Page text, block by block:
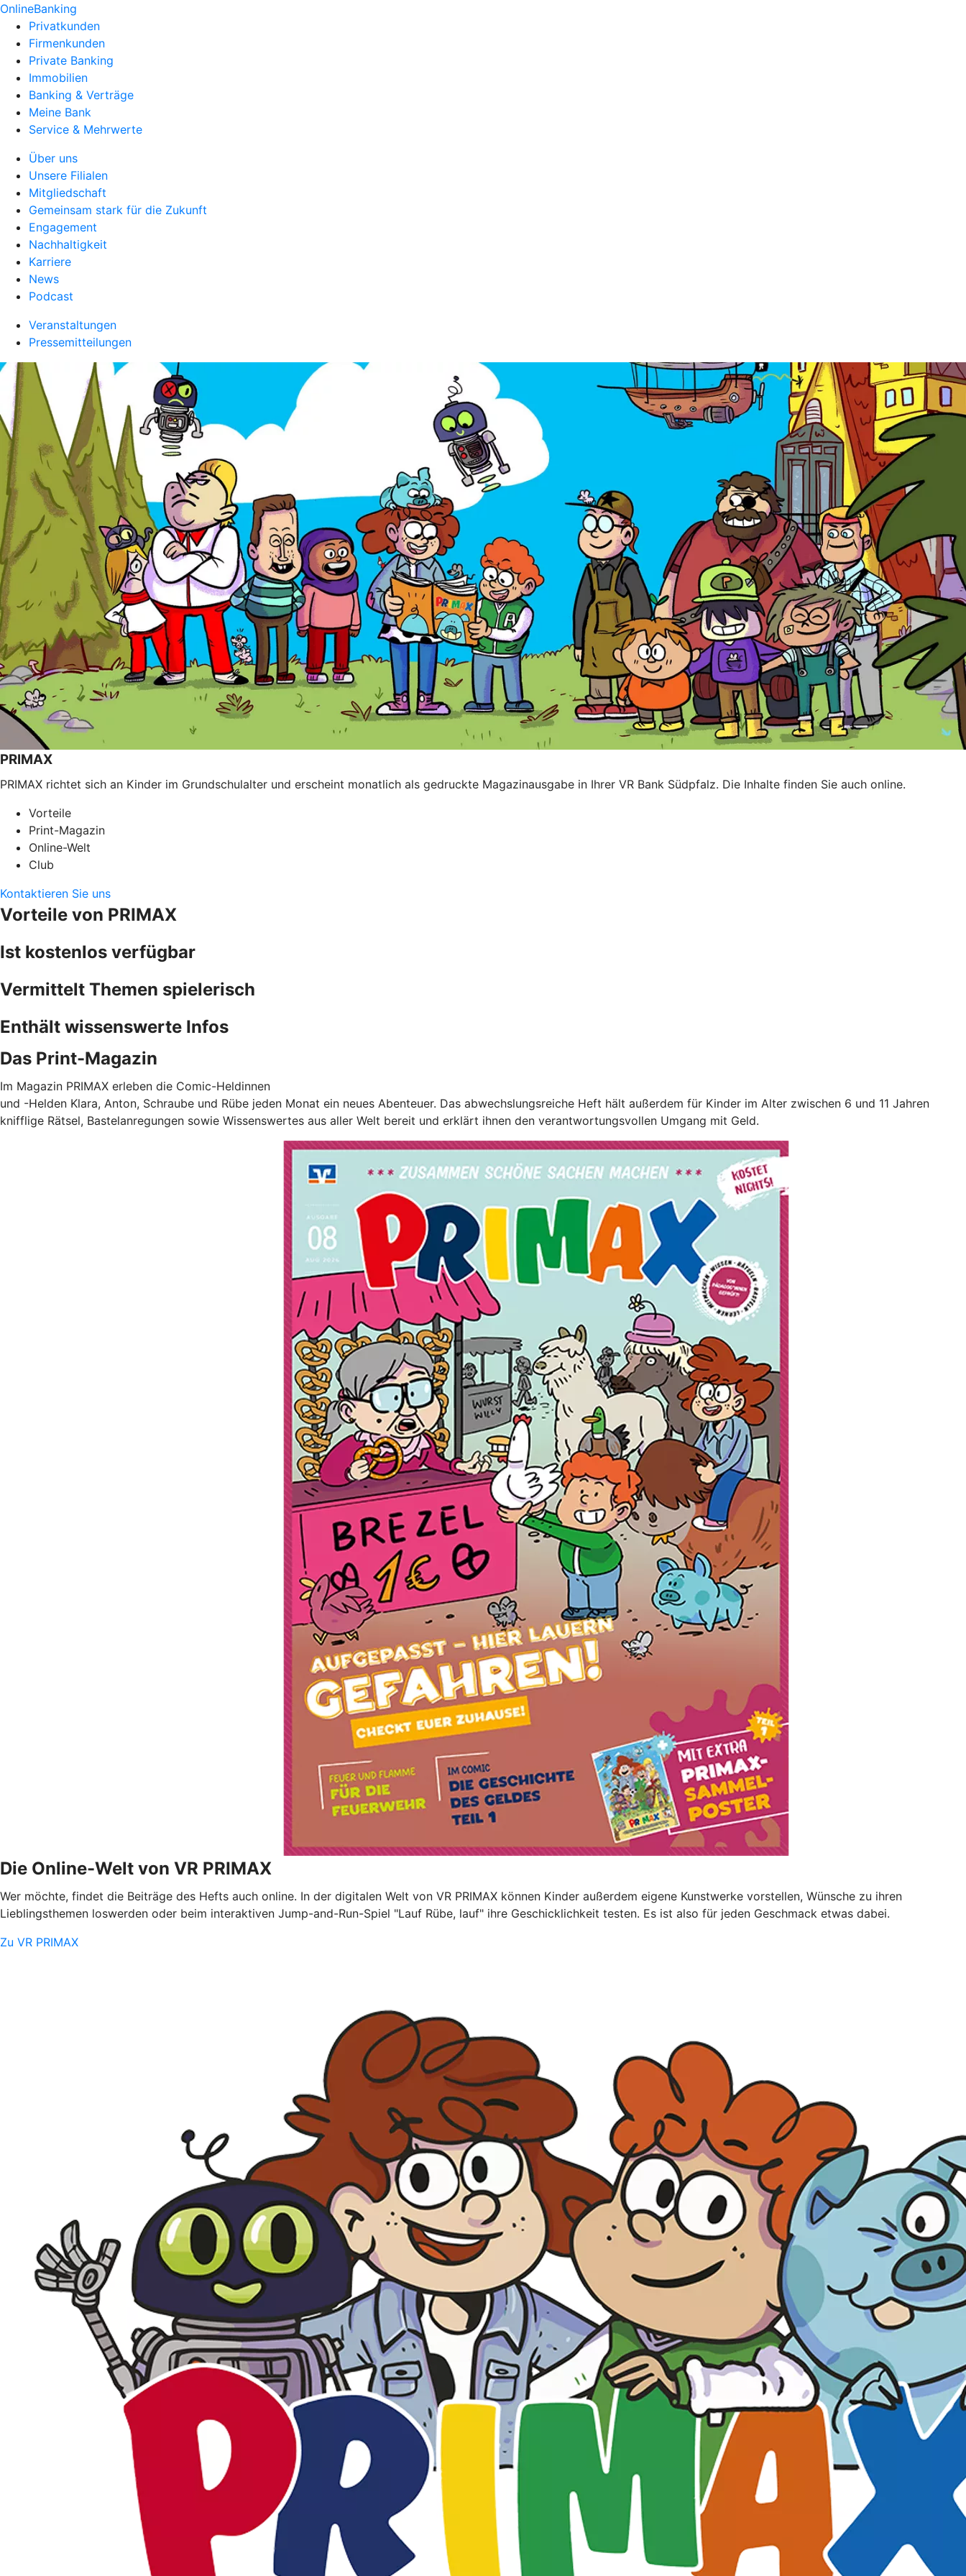
OnlineBanking
Privatkunden
Firmenkunden
Private Banking
Immobilien
Banking & Verträge
Meine Bank
Service & Mehrwerte
Über uns
Unsere Filialen
Mitgliedschaft
Gemeinsam stark für die Zukunft
Engagement
Nachhaltigkeit
Karriere
News
Podcast
Veranstaltungen
Pressemitteilungen
PRIMAX
PRIMAX richtet sich an Kinder im Grundschulalter und erscheint monatlich als gedruckte Magazinausgabe in Ihrer VR Bank Südpfalz. Die Inhalte finden Sie auch online.
Vorteile
Print-Magazin
Online-Welt
Club
Kontaktieren Sie uns
Vorteile von PRIMAX
Ist kostenlos verfügbar
Vermittelt Themen spielerisch
Enthält wissenswerte Infos
Das Print-Magazin
Im Magazin PRIMAX erleben die Comic-Heldinnen
und -Helden Klara, Anton, Schraube und Rübe jeden Monat ein neues Abenteuer. Das abwechslungsreiche Heft hält außerdem für Kinder im Alter zwischen 6 und 11 Jahren
knifflige Rätsel, Bastelanregungen sowie Wissenswertes aus aller Welt bereit und erklärt ihnen den verantwortungsvollen Umgang mit Geld.
Die Online-Welt von VR PRIMAX
Wer möchte, findet die Beiträge des Hefts auch online. In der digitalen Welt von VR PRIMAX können Kinder außerdem eigene Kunstwerke vorstellen, Wünsche zu ihren
Lieblingsthemen loswerden oder beim interaktiven Jump-and-Run-Spiel "Lauf Rübe, lauf" ihre Geschicklichkeit testen. Es ist also für jeden Geschmack etwas dabei.
Zu VR PRIMAX